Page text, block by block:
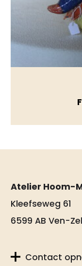
Atelier Hoom-
Kleefseweg 61
6599 AB Ven-
Contact